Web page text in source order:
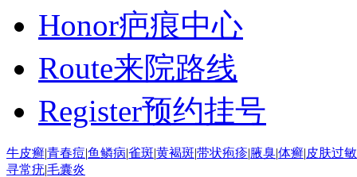
Honor疤痕中心
Route来院路线
Register预约挂号
牛皮癣|青春痘|鱼鳞病|雀斑|黄褐斑|带状疱疹|腋臭|体癣|皮肤过敏
寻常疣|毛囊炎